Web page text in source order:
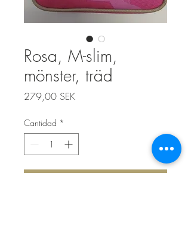
Rosa, M-slim,
mönster, träd
279,00 SEKPrecio
Cantidad *